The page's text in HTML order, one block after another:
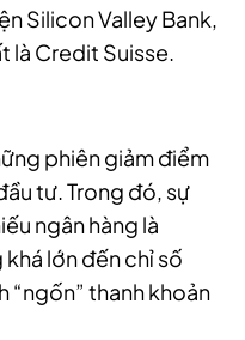
Silicon Valley Bank,
là Credit Suisse.
phiên giảm điểm
tư. Trong đó, sự
ngân hàng là
lớn đến chỉ số
“ngốn” thanh khoản